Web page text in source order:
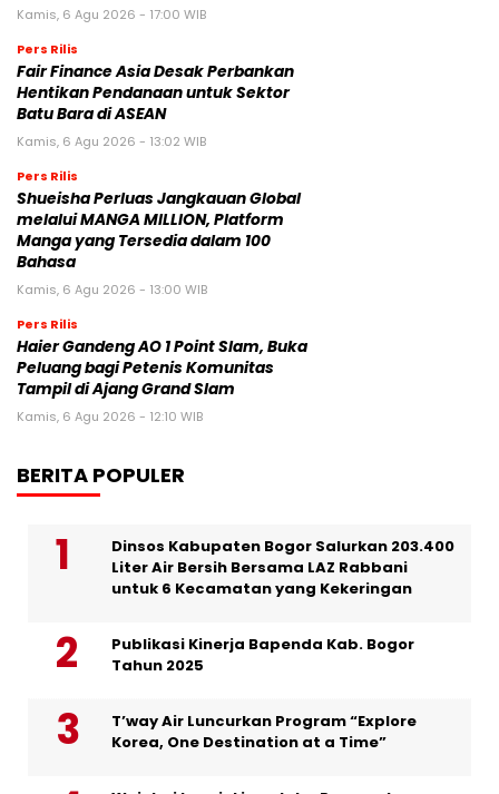
Kamis, 6 Agu 2026 - 17:00 WIB
Pers Rilis
Fair Finance Asia Desak Perbankan
Hentikan Pendanaan untuk Sektor
Batu Bara di ASEAN
Kamis, 6 Agu 2026 - 13:02 WIB
Pers Rilis
Shueisha Perluas Jangkauan Global
melalui MANGA MILLION, Platform
Manga yang Tersedia dalam 100
Bahasa
Kamis, 6 Agu 2026 - 13:00 WIB
Pers Rilis
Haier Gandeng AO 1 Point Slam, Buka
Peluang bagi Petenis Komunitas
Tampil di Ajang Grand Slam
Kamis, 6 Agu 2026 - 12:10 WIB
BERITA POPULER
Dinsos Kabupaten Bogor Salurkan 203.400
Liter Air Bersih Bersama LAZ Rabbani
untuk 6 Kecamatan yang Kekeringan
Publikasi Kinerja Bapenda Kab. Bogor
Tahun 2025
T’way Air Luncurkan Program “Explore
Korea, One Destination at a Time”